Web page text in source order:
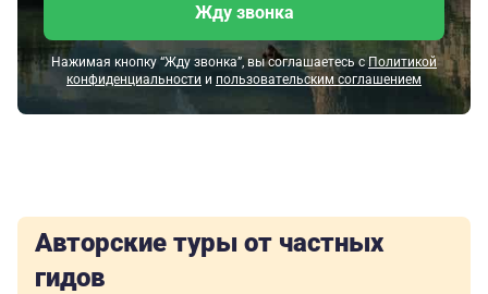
Жду звонка
Нажимая кнопку “Жду звонка”, вы соглашаетесь с Политикой
конфиденциальности и пользовательским соглашением
Авторские туры от частных
гидов